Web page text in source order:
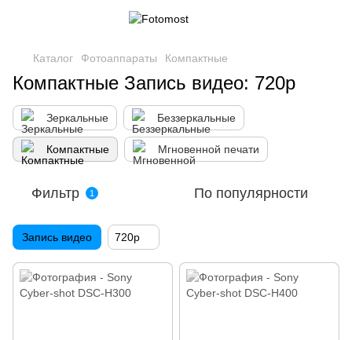
Каталог Фотоаппараты Компактные
Компактные Запись видео: 720p
Зеркальные Беззеркальные
Компактные Мгновенной печати
Фильтр 1 По популярности
Запись видео 720p